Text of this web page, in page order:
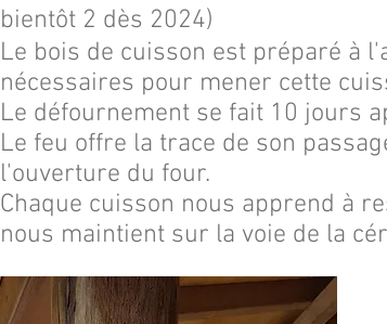
bientôt 2 dès 2024)
Le bois de cuisson est préparé à
nécessaires pour mener cette
Le défournement se fait 10 jours
Le feu offre la trace de son
l'ouverture du four.
Chaque cuisson nous apprend à
nous maintient sur la voie de la